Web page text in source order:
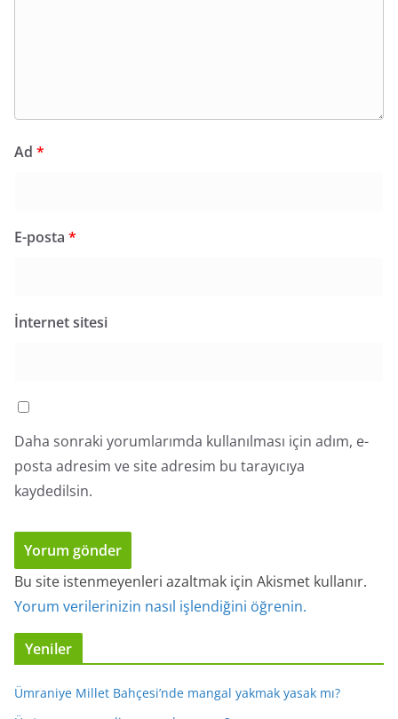
Ad *
E-posta *
İnternet sitesi
Daha sonraki yorumlarımda kullanılması için adım, e-
posta adresim ve site adresim bu tarayıcıya
kaydedilsin.
Bu site istenmeyenleri azaltmak için Akismet kullanır.
Yorum verilerinizin nasıl işlendiğini öğrenin.
Yeniler
Ümraniye Millet Bahçesi’nde mangal yakmak yasak mı?